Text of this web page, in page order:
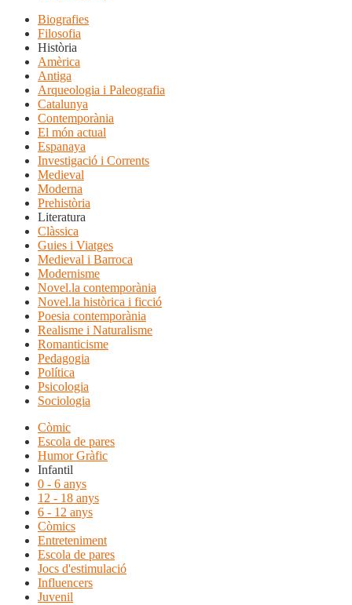
Biografies
Filosofia
Història
Amèrica
Antiga
Arqueologia i Paleografia
Catalunya
Contemporània
El món actual
Espanaya
Investigació i Corrents
Medieval
Moderna
Prehistòria
Literatura
Clàssica
Guies i Viatges
Medieval i Barroca
Modernisme
Novel.la contemporània
Novel.la històrica i ficció
Poesia contemporània
Realisme i Naturalisme
Romanticisme
Pedagogia
Política
Psicologia
Sociologia
Còmic
Escola de pares
Humor Gràfic
Infantil
0 - 6 anys
12 - 18 anys
6 - 12 anys
Còmics
Entreteniment
Escola de pares
Jocs d'estimulació
Influencers
Juvenil